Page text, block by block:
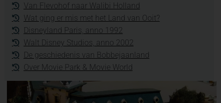
Van Flevohof naar Walibi Holland
Wat ging er mis met het Land van Ooit?
Disneyland Paris, anno 1992
Walt Disney Studios, anno 2002
De geschiedenis van Bobbejaanland
Over Movie Park & Movie World